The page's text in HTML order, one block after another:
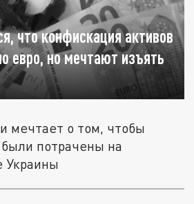
что конфискация активов
евро, но мечтают изъять
мечтает о том, чтобы
потрачены на
Украины